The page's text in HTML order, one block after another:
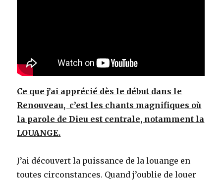
Ce que j’ai apprécié dès le début dans le
Renouveau, c’est les chants magnifiques où
la parole de Dieu est centrale, notamment la
LOUANGE.
J’ai découvert la puissance de la louange en
toutes circonstances. Quand j’oublie de louer